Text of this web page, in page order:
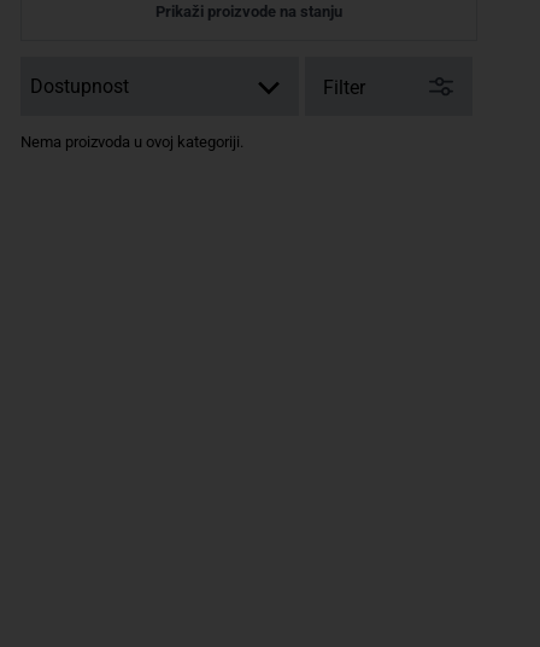
Prikaži proizvode na stanju
Filter
Nema proizvoda u ovoj kategoriji.